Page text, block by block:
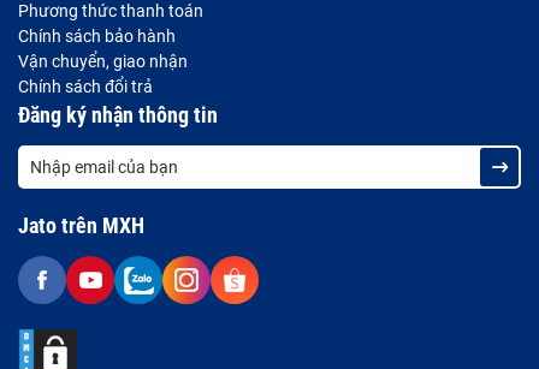
Phương thức thanh toán
Chính sách bảo hành
Vận chuyển, giao nhận
Chính sách đổi trả
Đăng ký nhận thông tin
Jato trên MXH